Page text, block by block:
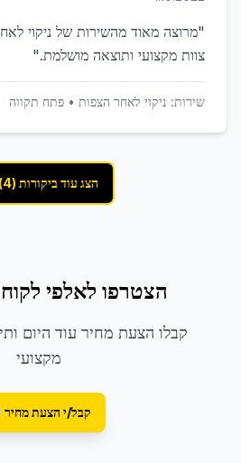
"מרוצה מאוד מהשירות של ניקוי
צוות מקצועי ותוצאה מושלמת."
שירות: ניקוי לאחר הצפות • פתח תקווה
הצג עוד ביקורות (4)
הצטרפו לאלפי
קבלו הצעת מחיר עוד היום
מקצועי
קבל/י הצעת מחיר